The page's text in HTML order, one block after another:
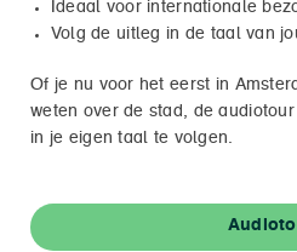
Ideaal voor internationale
Volg de uitleg in de taal van
Of je nu voor het eerst in
weten over de stad, de
in je eigen taal te volgen.